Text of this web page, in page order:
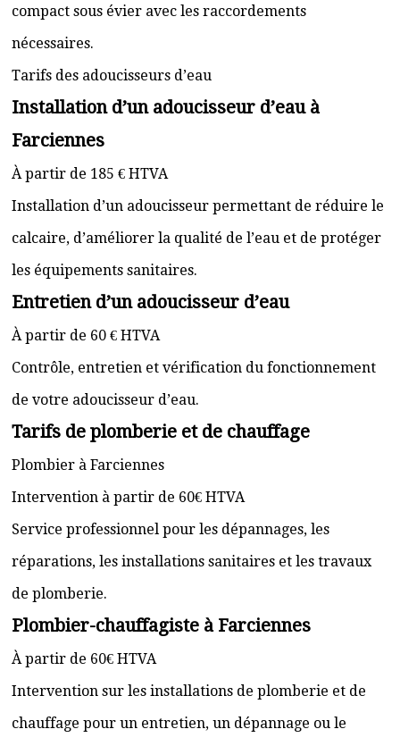
compact sous évier avec les raccordements
nécessaires.
Tarifs des adoucisseurs d’eau
Installation d’un adoucisseur d’eau à
Farciennes
À partir de 185 € HTVA
Installation d’un adoucisseur permettant de réduire le
calcaire, d’améliorer la qualité de l’eau et de protéger
les équipements sanitaires.
Entretien d’un adoucisseur d’eau
À partir de 60 € HTVA
Contrôle, entretien et vérification du fonctionnement
de votre adoucisseur d’eau.
Tarifs de plomberie et de chauffage
Plombier à Farciennes
Intervention à partir de 60€ HTVA
Service professionnel pour les dépannages, les
réparations, les installations sanitaires et les travaux
de plomberie.
Plombier-chauffagiste à Farciennes
À partir de 60€ HTVA
Intervention sur les installations de plomberie et de
chauffage pour un entretien, un dépannage ou le